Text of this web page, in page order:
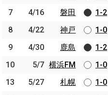
7
4/16 磐田 1-2
8
4/22 神戸 1-0
9
4/30 鹿島 1-2
10
5/7 横浜FM 1-0
13
5/27 札幌 1-0
7
4/16
磐田
8
4/22
神戸
9
4/30
鹿島
10
5/7 横浜FM
13
5/27
札幌